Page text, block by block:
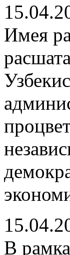
Имея
В